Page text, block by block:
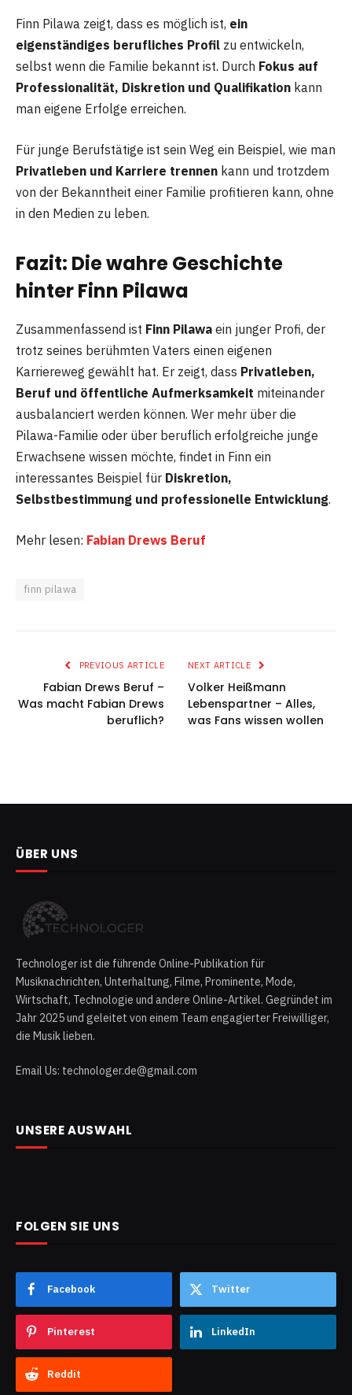
Finn Pilawa zeigt, dass es möglich ist, ein
eigenständiges berufliches Profil zu entwickeln,
selbst wenn die Familie bekannt ist. Durch Fokus auf
Professionalität, Diskretion und Qualifikation kann
man eigene Erfolge erreichen.
Für junge Berufstätige ist sein Weg ein Beispiel, wie man
Privatleben und Karriere trennen kann und trotzdem
von der Bekanntheit einer Familie profitieren kann, ohne
in den Medien zu leben.
Fazit: Die wahre Geschichte
hinter Finn Pilawa
Zusammenfassend ist Finn Pilawa ein junger Profi, der
trotz seines berühmten Vaters einen eigenen
Karriereweg gewählt hat. Er zeigt, dass Privatleben,
Beruf und öffentliche Aufmerksamkeit miteinander
ausbalanciert werden können. Wer mehr über die
Pilawa-Familie oder über beruflich erfolgreiche junge
Erwachsene wissen möchte, findet in Finn ein
interessantes Beispiel für Diskretion,
Selbstbestimmung und professionelle Entwicklung.
Mehr lesen: Fabian Drews Beruf
finn pilawa
PREVIOUS ARTICLE
Fabian Drews Beruf –
Was macht Fabian Drews
beruflich?
NEXT ARTICLE
Volker Heißmann
Lebenspartner – Alles,
was Fans wissen wollen
ÜBER UNS
Technologer ist die führende Online-Publikation für
Musiknachrichten, Unterhaltung, Filme, Prominente, Mode,
Wirtschaft, Technologie und andere Online-Artikel. Gegründet im
Jahr 2025 und geleitet von einem Team engagierter Freiwilliger,
die Musik lieben.
Email Us: technologer.de@gmail.com
UNSERE AUSWAHL
FOLGEN SIE UNS
Facebook Twitter
Pinterest LinkedIn
Reddit